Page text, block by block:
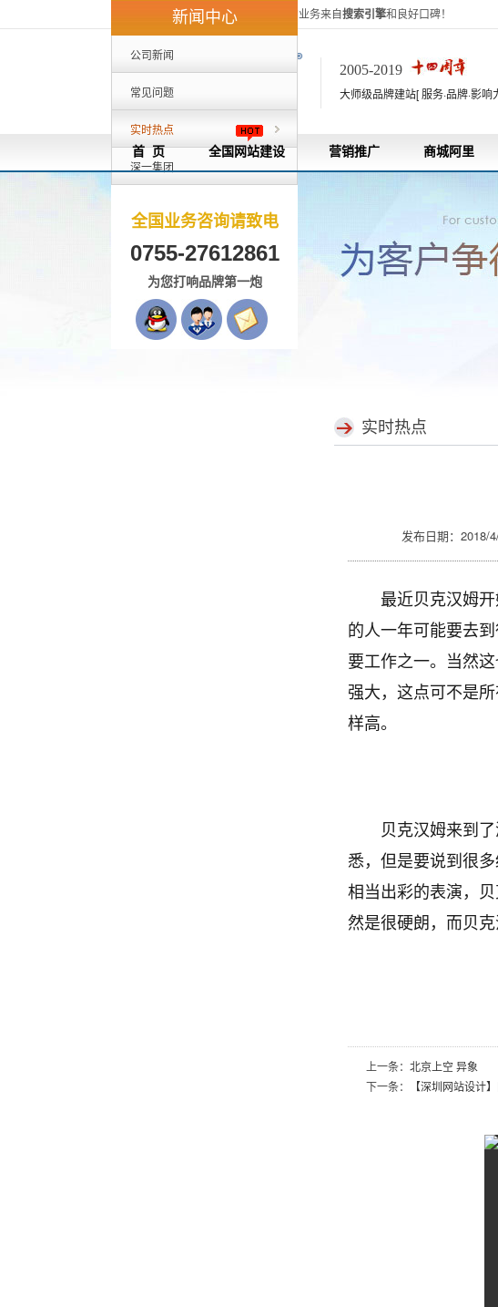
深一集团40%的客户来自外地，80%的业务来自搜索引擎和良好口碑！
2005-2019
大师级品牌建站[ 服务·品牌·影响
首 页 全国网站建设 营销推广 商城阿里
新闻中心
公司新闻
常见问题
实时热点
深一集团
全国业务咨询请致电
0755-27612861
为您打响品牌第一炮
实时热点
发布日期：
最近贝克汉姆
的人一年可能要去
要工作之一。当然
强大，这点可不是
样高。
贝克汉姆来到
悉，但是要说到很
相当出彩的表演，
然是很硬朗，而贝
上一条： 北京上空 异象
下一条：
【深圳网站设计